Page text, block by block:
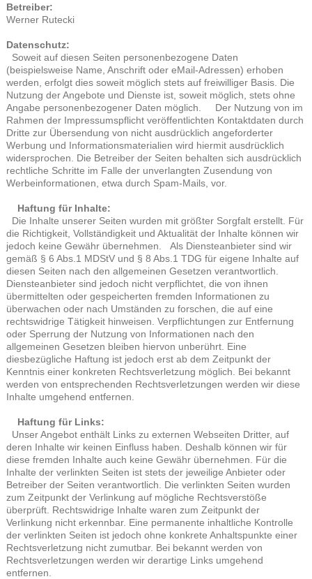
Betreiber:
Werner Rutecki
Datenschutz:
Soweit auf diesen Seiten personenbezogene Daten
(beispielsweise Name, Anschrift oder eMail-Adressen) erhoben
werden, erfolgt dies soweit möglich stets auf freiwilliger Basis. Die
Nutzung der Angebote und Dienste ist, soweit möglich, stets ohne
Angabe personenbezogener Daten möglich. Der Nutzung von im
Rahmen der Impressumspflicht veröffentlichten Kontaktdaten durch
Dritte zur Übersendung von nicht ausdrücklich angeforderter
Werbung und Informationsmaterialien wird hiermit ausdrücklich
widersprochen. Die Betreiber der Seiten behalten sich ausdrücklich
rechtliche Schritte im Falle der unverlangten Zusendung von
Werbeinformationen, etwa durch Spam-Mails, vor.
Haftung für Inhalte:
Die Inhalte unserer Seiten wurden mit größter Sorgfalt erstellt. Für
die Richtigkeit, Vollständigkeit und Aktualität der Inhalte können wir
jedoch keine Gewähr übernehmen. Als Diensteanbieter sind wir
gemäß § 6 Abs.1 MDStV und § 8 Abs.1 TDG für eigene Inhalte auf
diesen Seiten nach den allgemeinen Gesetzen verantwortlich.
Diensteanbieter sind jedoch nicht verpflichtet, die von ihnen
übermittelten oder gespeicherten fremden Informationen zu
überwachen oder nach Umständen zu forschen, die auf eine
rechtswidrige Tätigkeit hinweisen. Verpflichtungen zur Entfernung
oder Sperrung der Nutzung von Informationen nach den
allgemeinen Gesetzen bleiben hiervon unberührt. Eine
diesbezügliche Haftung ist jedoch erst ab dem Zeitpunkt der
Kenntnis einer konkreten Rechtsverletzung möglich. Bei bekannt
werden von entsprechenden Rechtsverletzungen werden wir diese
Inhalte umgehend entfernen.
Haftung für Links:
Unser Angebot enthält Links zu externen Webseiten Dritter, auf
deren Inhalte wir keinen Einfluss haben. Deshalb können wir für
diese fremden Inhalte auch keine Gewähr übernehmen. Für die
Inhalte der verlinkten Seiten ist stets der jeweilige Anbieter oder
Betreiber der Seiten verantwortlich. Die verlinkten Seiten wurden
zum Zeitpunkt der Verlinkung auf mögliche Rechtsverstöße
überprüft. Rechtswidrige Inhalte waren zum Zeitpunkt der
Verlinkung nicht erkennbar. Eine permanente inhaltliche Kontrolle
der verlinkten Seiten ist jedoch ohne konkrete Anhaltspunkte einer
Rechtsverletzung nicht zumutbar. Bei bekannt werden von
Rechtsverletzungen werden wir derartige Links umgehend
entfernen.